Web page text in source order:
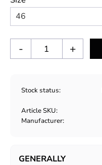
+
-
Stock status
Article SKU
Manufacturer
GENERALLY